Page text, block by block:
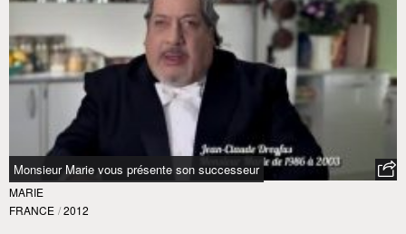
Monsieur Marie vous présente son successeur
MARIE
FRANCE / 2012